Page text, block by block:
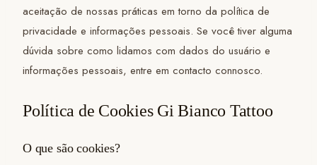
aceitação de nossas práticas em torno da política de
privacidade e informações pessoais. Se você tiver alguma
dúvida sobre como lidamos com dados do usuário e
informações pessoais, entre em contacto connosco.
Política de Cookies Gi Bianco Tattoo
O que são cookies?